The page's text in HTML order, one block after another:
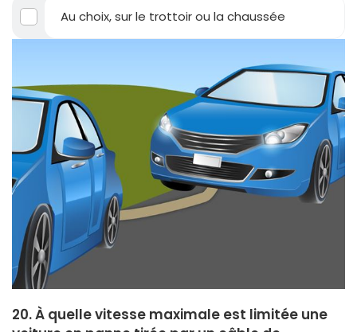
Au choix, sur le trottoir ou la chaussée
20. À quelle vitesse maximale est limitée une